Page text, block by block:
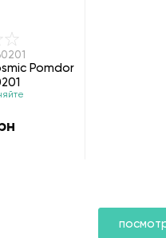
Pomdor